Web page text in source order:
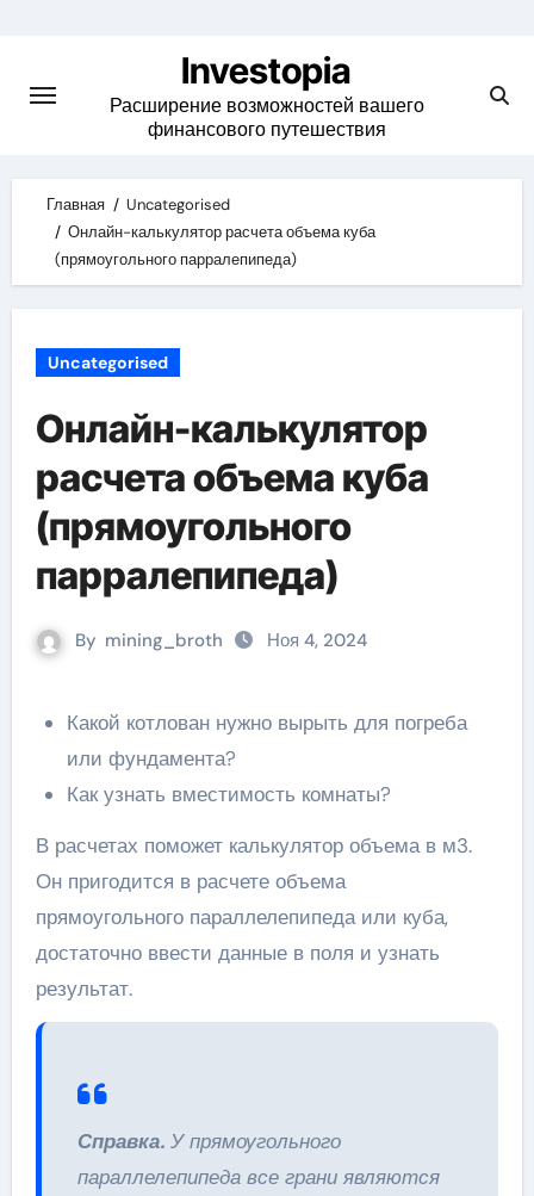
content
Investopia
Расширение возможностей вашего
финансового путешествия
Главная
Uncategorised
Онлайн-калькулятор расчета объема куба
(прямоугольного парралепипеда)
Uncategorised
Онлайн-калькулятор
расчета объема куба
(прямоугольного
парралепипеда)
By mining_broth Ноя 4, 2024
Какой котлован нужно вырыть для погреба
или фундамента?
Как узнать вместимость комнаты?
В расчетах поможет калькулятор объема в м3.
Он пригодится в расчете объема
прямоугольного параллелепипеда или куба,
достаточно ввести данные в поля и узнать
результат.
Справка.У прямоугольного
параллелепипеда все грани являются